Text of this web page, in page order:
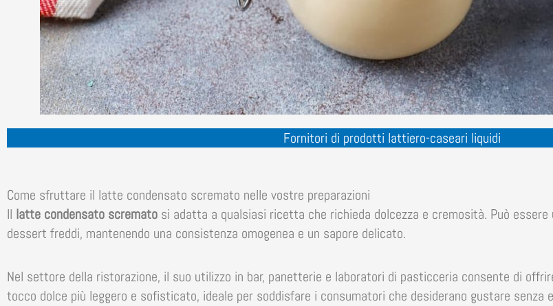
Fornitori di prodotti lattiero-caseari liquidi
Come sfruttare il latte condensato scremato nelle vostre preparazioni
Il latte condensato scremato si adatta a qualsiasi ricetta che richieda dolcezza e cremosità. Può
dessert freddi, mantenendo una consistenza omogenea e un sapore delicato.
Nel settore della ristorazione, il suo utilizzo in bar, panetterie e laboratori di pasticceria consente di
tocco dolce più leggero e sofisticato, ideale per soddisfare i consumatori che desiderano gustare senza